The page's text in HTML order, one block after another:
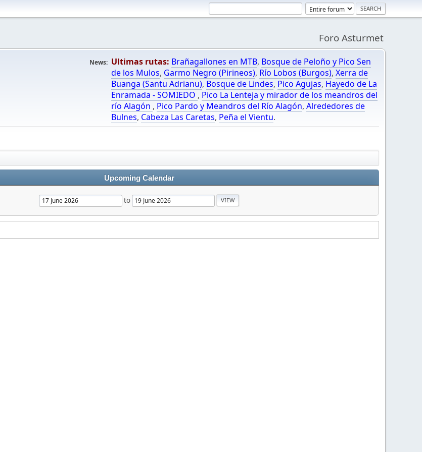
Foro Asturmet
News: Ultimas rutas: Brañagallones en MTB, Bosque de Peloño y Pico Sen
de los Mulos, Garmo Negro (Pirineos), Río Lobos (Burgos), Xerra de
Buanga (Santu Adrianu), Bosque de Lindes, Pico Agujas, Hayedo de La
Enramada - SOMIEDO , Pico La Lenteja y mirador de los meandros del
río Alagón , Pico Pardo y Meandros del Río Alagón, Alrededores de
Bulnes, Cabeza Las Caretas, Peña el Vientu.
Upcoming Calendar
to